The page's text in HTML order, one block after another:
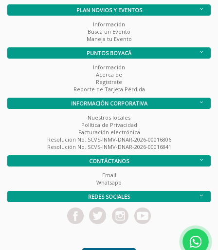
PLAN NOVIOS Y EVENTOS
Información
Busca un Evento
Maneja tu Evento
PUNTOS BOYACÁ
Información
Acerca de
Registrate
Reporte de Tarjeta Pérdida
INFORMACIÓN CORPORATIVA
Nuestros locales
Política de Privacidad
Facturación electrónica
Resolución No. SCVS-INMV-DNAR-2026-00016806
Resolución No. SCVS-INMV-DNAR-2026-00016841
CONTÁCTANOS
Email
Whatsapp
REDES SOCIALES